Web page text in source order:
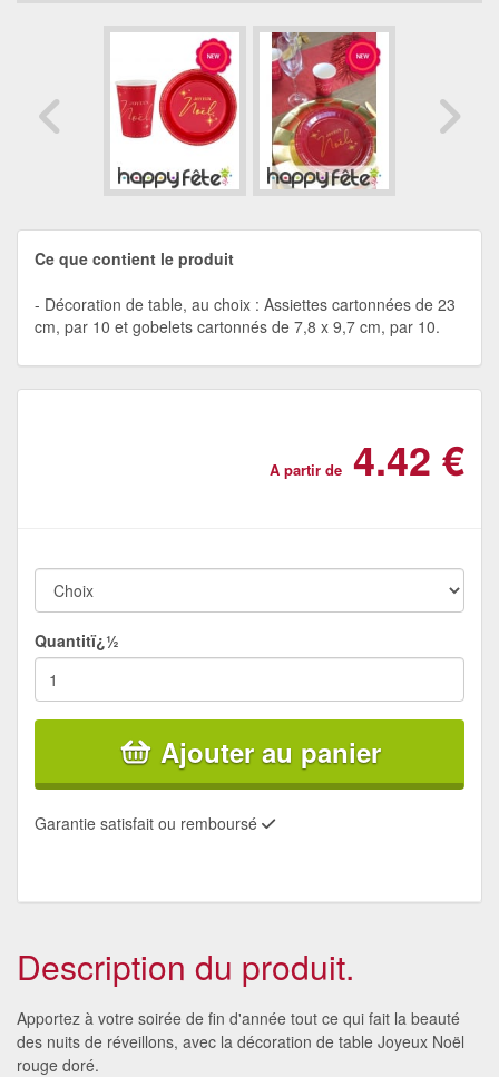
Ce que contient le produit
Décoration de table, au choix : Assiettes cartonnées de 23
cm, par 10 et gobelets cartonnés de 7,8 x 9,7 cm, par 10.
A partir de 4.42 €
Quantitï¿½
Ajouter au panier
Garantie satisfait ou remboursé
Description du produit.
Apportez à votre soirée de fin d'année tout ce qui fait la beauté
des nuits de réveillons, avec la décoration de table Joyeux Noël
rouge doré.